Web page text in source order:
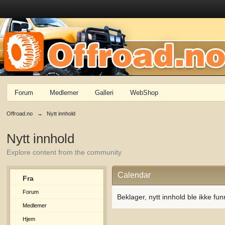
Forum Medlemer Galleri WebShop
Offroad.no → Nytt innhold
Nytt innhold
Explore content from the community
Fra
Forum
Medlemer
Hjem
Calendar
Beklager, nytt innhold ble ikke